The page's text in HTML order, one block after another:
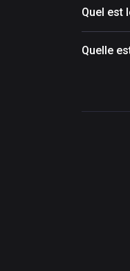
Quel est
Quelle